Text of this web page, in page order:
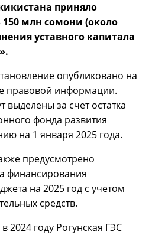
приняло
млн сомони (около
уставного капитала
опубликовано на
правовой информации.
выделены за счет остатка
фонда развития
на 1 января 2025 года.
предусмотрено
финансирования
на 2025 год с учетом
средств.
2024 году Рогунская ГЭС